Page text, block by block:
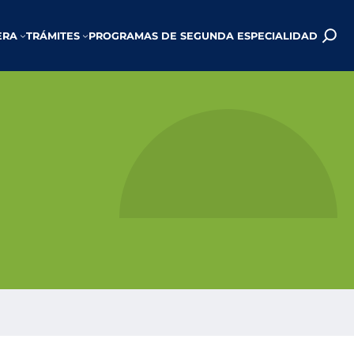
TRÁMITES PROGRAMAS DE SEGUNDA ESPECIALIDAD